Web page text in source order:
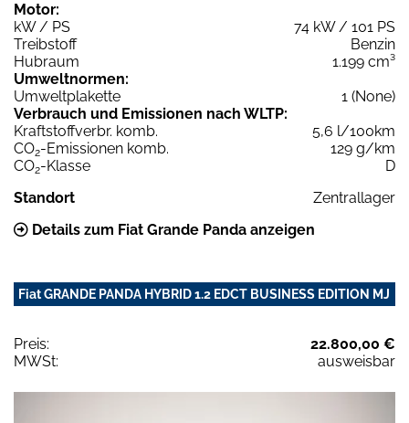
Motor:
kW / PS
74 kW / 101 PS
Treibstoff
Benzin
Hubraum
1.199 cm³
Umweltnormen:
Umweltplakette
1 (None)
Verbrauch und Emissionen nach WLTP:
Kraftstoffverbr. komb.
5,6 l/100km
CO2-Emissionen komb.
129 g/km
CO2-Klasse
D
Standort
Zentrallager
Details zum Fiat Grande Panda anzeigen
Fiat GRANDE PANDA HYBRID 1.2 EDCT BUSINESS EDITION MJ
Preis:
22.800,00 €
MWSt:
ausweisbar